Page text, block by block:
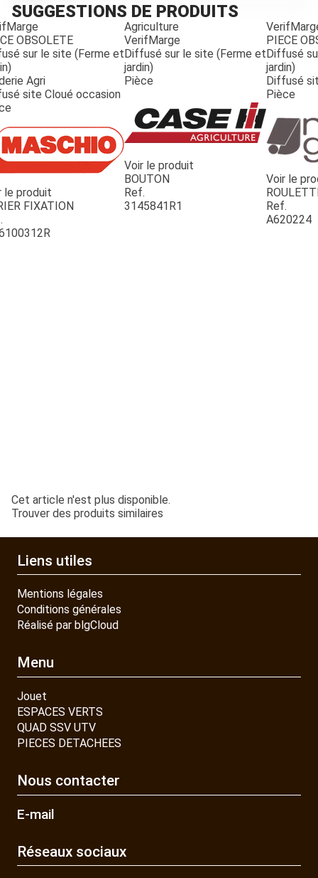
JOUET
SUGGESTIONS DE PRODUITS
OBSOLETE
sur le site (Ferme et
Agri
site Cloué occasion
le produit
FIXATION
Agriculture
VerifMarge
Diffusé sur le site (Ferme et
jardin)
Pièce
Voir le produit
BOUTON
Ref.
3145841R1
PIECE
Diffusé
jardin)
Diffusé
Pièce
Voir le
Ref.
A620224
Cet article n'est plus disponible.
Trouver des produits similaires
Liens utiles
Mentions légales
Conditions générales
Réalisé par blgCloud
Menu
Jouet
ESPACES VERTS
QUAD SSV UTV
PIECES DETACHEES
Nous contacter
E-mail
Réseaux sociaux